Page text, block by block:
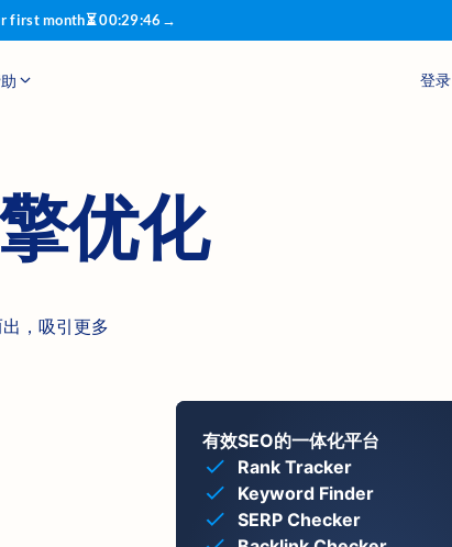
first month⏳00:29:45 →
登录
优化
，吸引更多
有效SEO的一体化平台
Rank Tracker
Keyword Finder
SERP Checker